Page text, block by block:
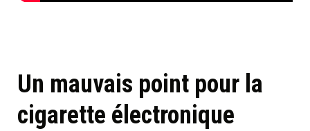
Un mauvais point pour la
cigarette électronique